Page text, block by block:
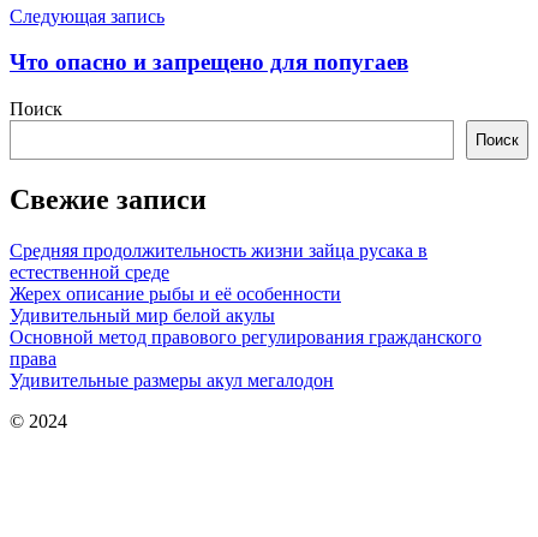
Следующая запись
Что опасно и запрещено для попугаев
Поиск
Поиск
Свежие записи
Средняя продолжительность жизни зайца русака в
естественной среде
Жерех описание рыбы и её особенности
Удивительный мир белой акулы
Основной метод правового регулирования гражданского
права
Удивительные размеры акул мегалодон
© 2024